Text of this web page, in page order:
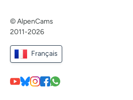
© AlpenCams
2011-2026
Français